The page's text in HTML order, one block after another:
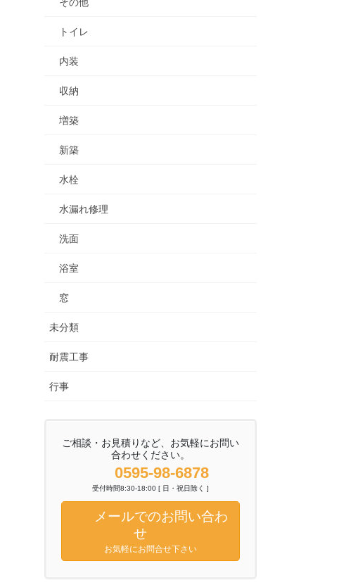
トイレ
内装
収納
増築
新築
水栓
水漏れ修理
洗面
浴室
窓
未分類
耐震工事
行事
ご相談・お見積りなど、お気軽にお問い
合わせください。
0595-98-6878
受付時間8:30-18:00 [ 日・祝日除く ]
メールでのお問い合わ
せ
お気軽にお問合せ下さい